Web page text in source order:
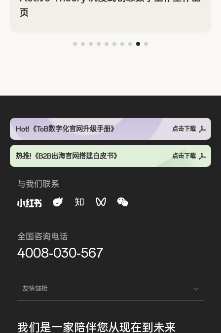
页
Hot!《ToB数字化官网升级手册》 点击下载
热推!《B2B出海官网搭建白皮书》 点击下载
与我们联系
全国咨询电话
4008-030-567
友情链接
我们是一家陪伴您从现在到未来